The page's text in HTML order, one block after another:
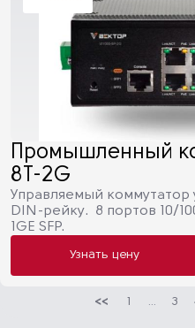
Промышленный
8T-2G
Управляемый коммутатор
DIN-рейку. 8 портов 10/
1GE SFP.
Узнать цену
1 ... 3